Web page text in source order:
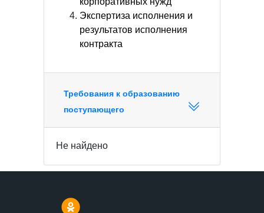
Экспертиза исполнения и
результатов исполнения
контракта
Требования к образованию
поступающего
Не найдено